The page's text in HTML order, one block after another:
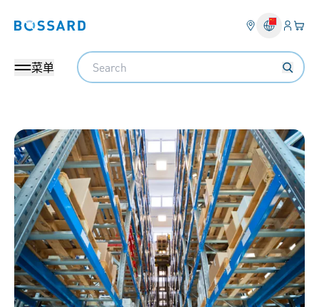
Bossard homepage 登入
您
菜单
Search